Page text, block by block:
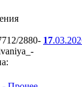
2880- 17